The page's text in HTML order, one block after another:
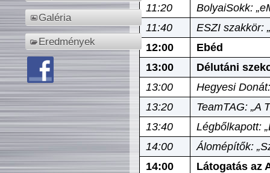
Galéria
Eredmények
11:20
BolyaiSokk:
11:40
ESZI szakkör:
12:00
Ebéd
13:00
Délutáni
13:00
Hegyesi
13:20
TeamTAG: „A
13:40
Légbőlkapott:
14:00
Álomépítők:
14:00
Látogatás az